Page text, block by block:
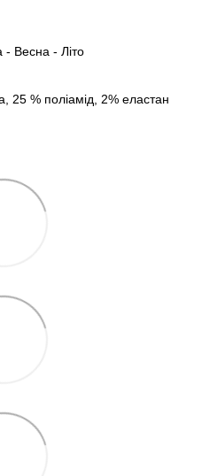
- Весна - Літо
25 % поліамід, 2% еластан